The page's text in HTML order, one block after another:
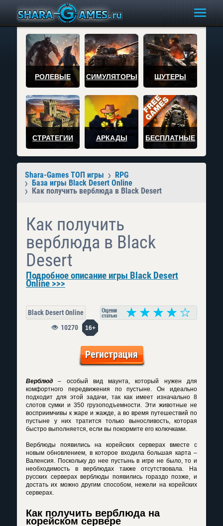
РОЛЕВЫЕ СИМУЛЯТОРЫ ШУТЕРЫ
СТРАТЕГИИ АРКАДЫ БЕСПЛАТНЫЕ
Shara-Games ТОП игры
RPG
База игры Black Desert Online
Как получить верблюда в Black Desert
Как получить
верблюда в Black
Desert
Подробное описание игры Black Desert
Online >>>
Black Desert Online
16+
10270
Регистрация
Верблюд – особый вид маунта, который нужен для
комфортного передвижения по пустыне. Он идеально
подходит для этой задачи, так как имеет изначально 8
слотов сумки и 350 грузоподъемности. Эти животные не
восприимчивы к жаре и жажде, а во время путешествий по
пустыне у них тратится только выносливость, которая
быстро выполняется, если вы покормите его колючками.
Верблюды появились на корейских серверах вместе с
новым обновлением, в которое входила большая карта –
Валенсия. Поскольку до нее пустынь в игре не было, то и
необходимость в верблюдах также отсутствовала. На
русских серверах верблюды появились гораздо позже, и
достать их можно другим способом, нежели на корейских
серверах.
Как получить верблюда на
корейском сервере